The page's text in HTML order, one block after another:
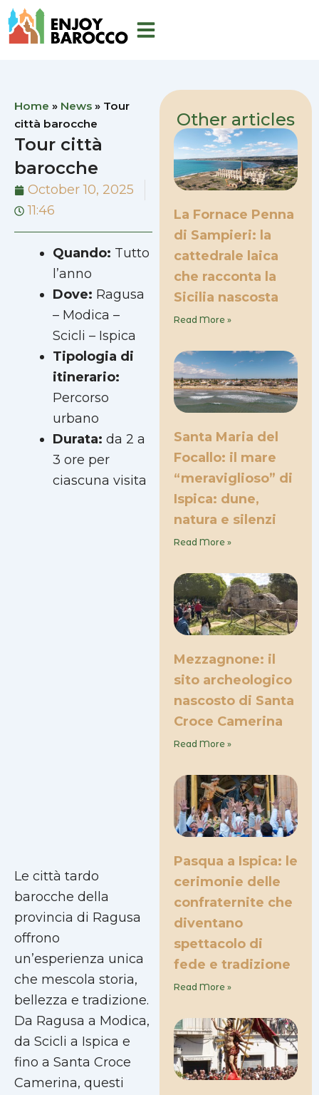
Skip
to
Home » News » Tour
città barocche
Tour città
barocche
October 10, 2025
11:46
Quando: Tutto
l’anno
Dove: Ragusa
– Modica –
Scicli – Ispica
Tipologia di
itinerario:
Percorso
urbano
Durata: da 2 a
3 ore per
ciascuna visita
Le città tardo
barocche della
provincia di Ragusa
offrono
un’esperienza unica
che mescola storia,
bellezza e tradizione.
Da Ragusa a Modica,
da Scicli a Ispica e
fino a Santa Croce
Camerina, questi
Other articles
La Fornace Penna
di Sampieri: la
cattedrale laica
che racconta la
Sicilia nascosta
Read More »
Santa Maria del
Focallo: il mare
“meraviglioso” di
Ispica: dune,
natura e silenzi
Read More »
Mezzagnone: il
sito archeologico
nascosto di Santa
Croce Camerina
Read More »
Pasqua a Ispica: le
cerimonie delle
confraternite che
diventano
spettacolo di
fede e tradizione
Read More »